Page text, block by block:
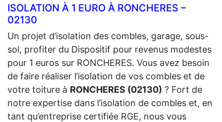
ISOLATION À 1 EURO À RONCHERES –
02130
Un projet d’isolation des combles, garage, sous-
sol, profiter du Dispositif pour revenus modestes
pour 1 euros sur RONCHERES. Vous avez besoin
de faire réaliser l’isolation de vos combles et de
votre toiture à RONCHERES (02130) ? Fort de
notre expertise dans l’isolation de combles et, en
tant qu’entreprise certifiée RGE, nous vous